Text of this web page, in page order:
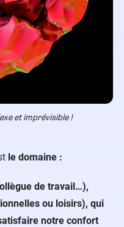
et imprévisible !
le domaine :
de travail…),
ou loisirs), qui
notre confort